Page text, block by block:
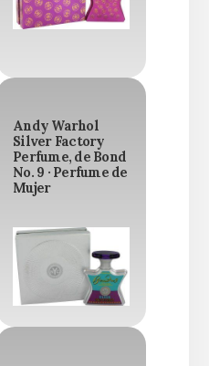
Andy Warhol
Silver Factory
Perfume, de Bond
No. 9 · Perfume de
Mujer